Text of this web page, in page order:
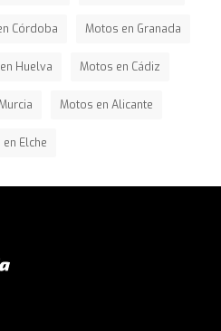
Córdoba Motos en Granada
Huelva Motos en Cádiz
Motos en Alicante
Elche